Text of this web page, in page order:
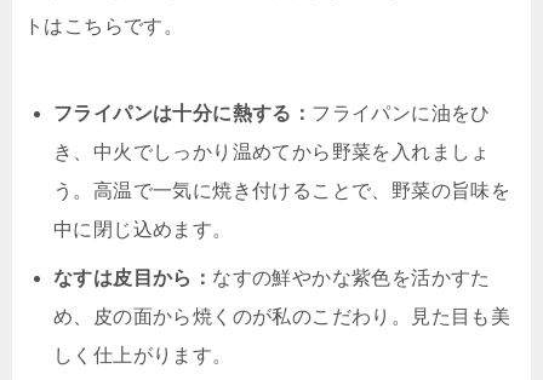
トはこちらです。
フライパンは十分に熱する： フライパンに油をひ
き、中火でしっかり温めてから野菜を入れましょ
う。高温で一気に焼き付けることで、野菜の旨味を
中に閉じ込めます。
なすは皮目から： なすの鮮やかな紫色を活かすた
め、皮の面から焼くのが私のこだわり。見た目も美
しく仕上がります。